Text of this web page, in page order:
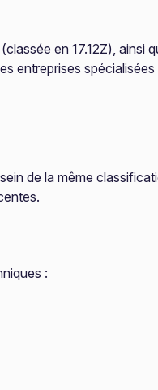
en 17.12Z), ainsi
entreprises
de la même
: